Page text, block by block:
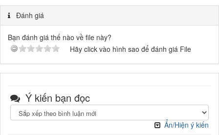
Đánh giá
Bạn đánh giá thế nào về file này?
Hãy click vào hình sao để đánh giá File
Ý kiến bạn đọc
Ẩn/Hiện ý kiến